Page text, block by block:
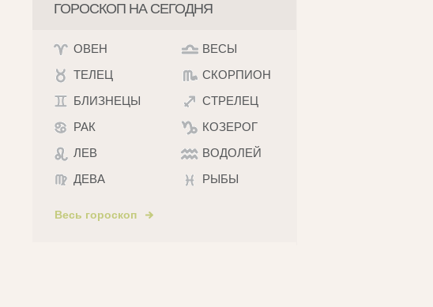
ГОРОСКОП НА СЕГОДНЯ
ОВЕН
ТЕЛЕЦ
БЛИЗНЕЦЫ
РАК
ЛЕВ
ДЕВА
ВЕСЫ
СКОРПИОН
СТРЕЛЕЦ
КОЗЕРОГ
ВОДОЛЕЙ
РЫБЫ
Весь гороскоп